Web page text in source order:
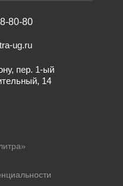
80-80
ug.ru
пер. 1-ый
14